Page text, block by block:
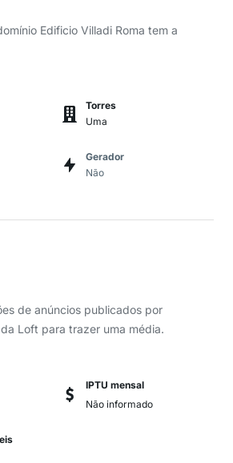
Edificio Villadi Roma tem a
Torres
Uma
Gerador
Não
de anúncios publicados por
Loft para trazer uma média.
IPTU mensal
Não informado